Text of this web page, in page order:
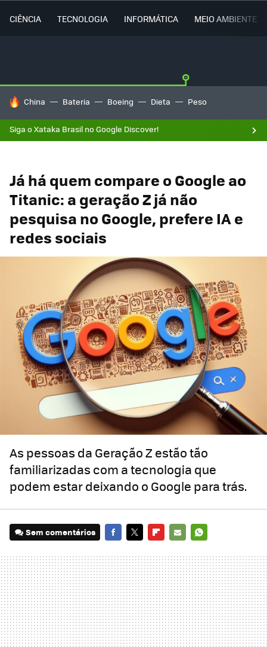
CIÊNCIA TECNOLOGIA INFORMÁTICA MEIO AMBIENTE
TENDÊNCIAS DO DIA
China Bateria Boeing Dieta Peso
Siga o Xataka Brasil no Google Discover!
Já há quem compare o Google ao
Titanic: a geração Z já não
pesquisa no Google, prefere IA e
redes sociais
As pessoas da Geração Z estão tão
familiarizadas com a tecnologia que
podem estar deixando o Google para trás.
Sem comentários
MAIL